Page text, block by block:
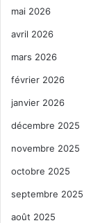
mai 2026
avril 2026
mars 2026
février 2026
janvier 2026
décembre 2025
novembre 2025
octobre 2025
septembre 2025
août 2025